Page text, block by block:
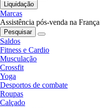
Liquidação
Marcas
Assistência pós-venda na França
Pesquisar
Saldos
Fitness e Cardio
Musculação
Crossfit
Yoga
Desportos de combate
Roupas
Calçado